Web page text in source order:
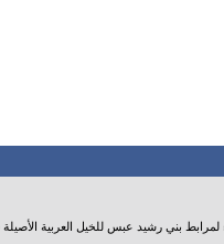
بني رشيد عبس للخيل العربية